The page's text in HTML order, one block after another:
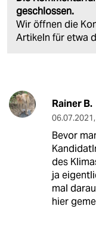
geschlossen.
Wir öffnen die
Artikeln für etwa
Rainer B.
06.07.2021,
Bevor
des
ja
mal
hier